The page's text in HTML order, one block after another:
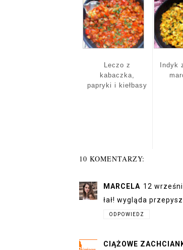
Leczo z
kabaczka,
papryki i kiełbasy
Indyk
10 KOMENTARZY:
MARCELA 12
łał! wygląda
ODPOWIEDZ
CIĄŻOWE